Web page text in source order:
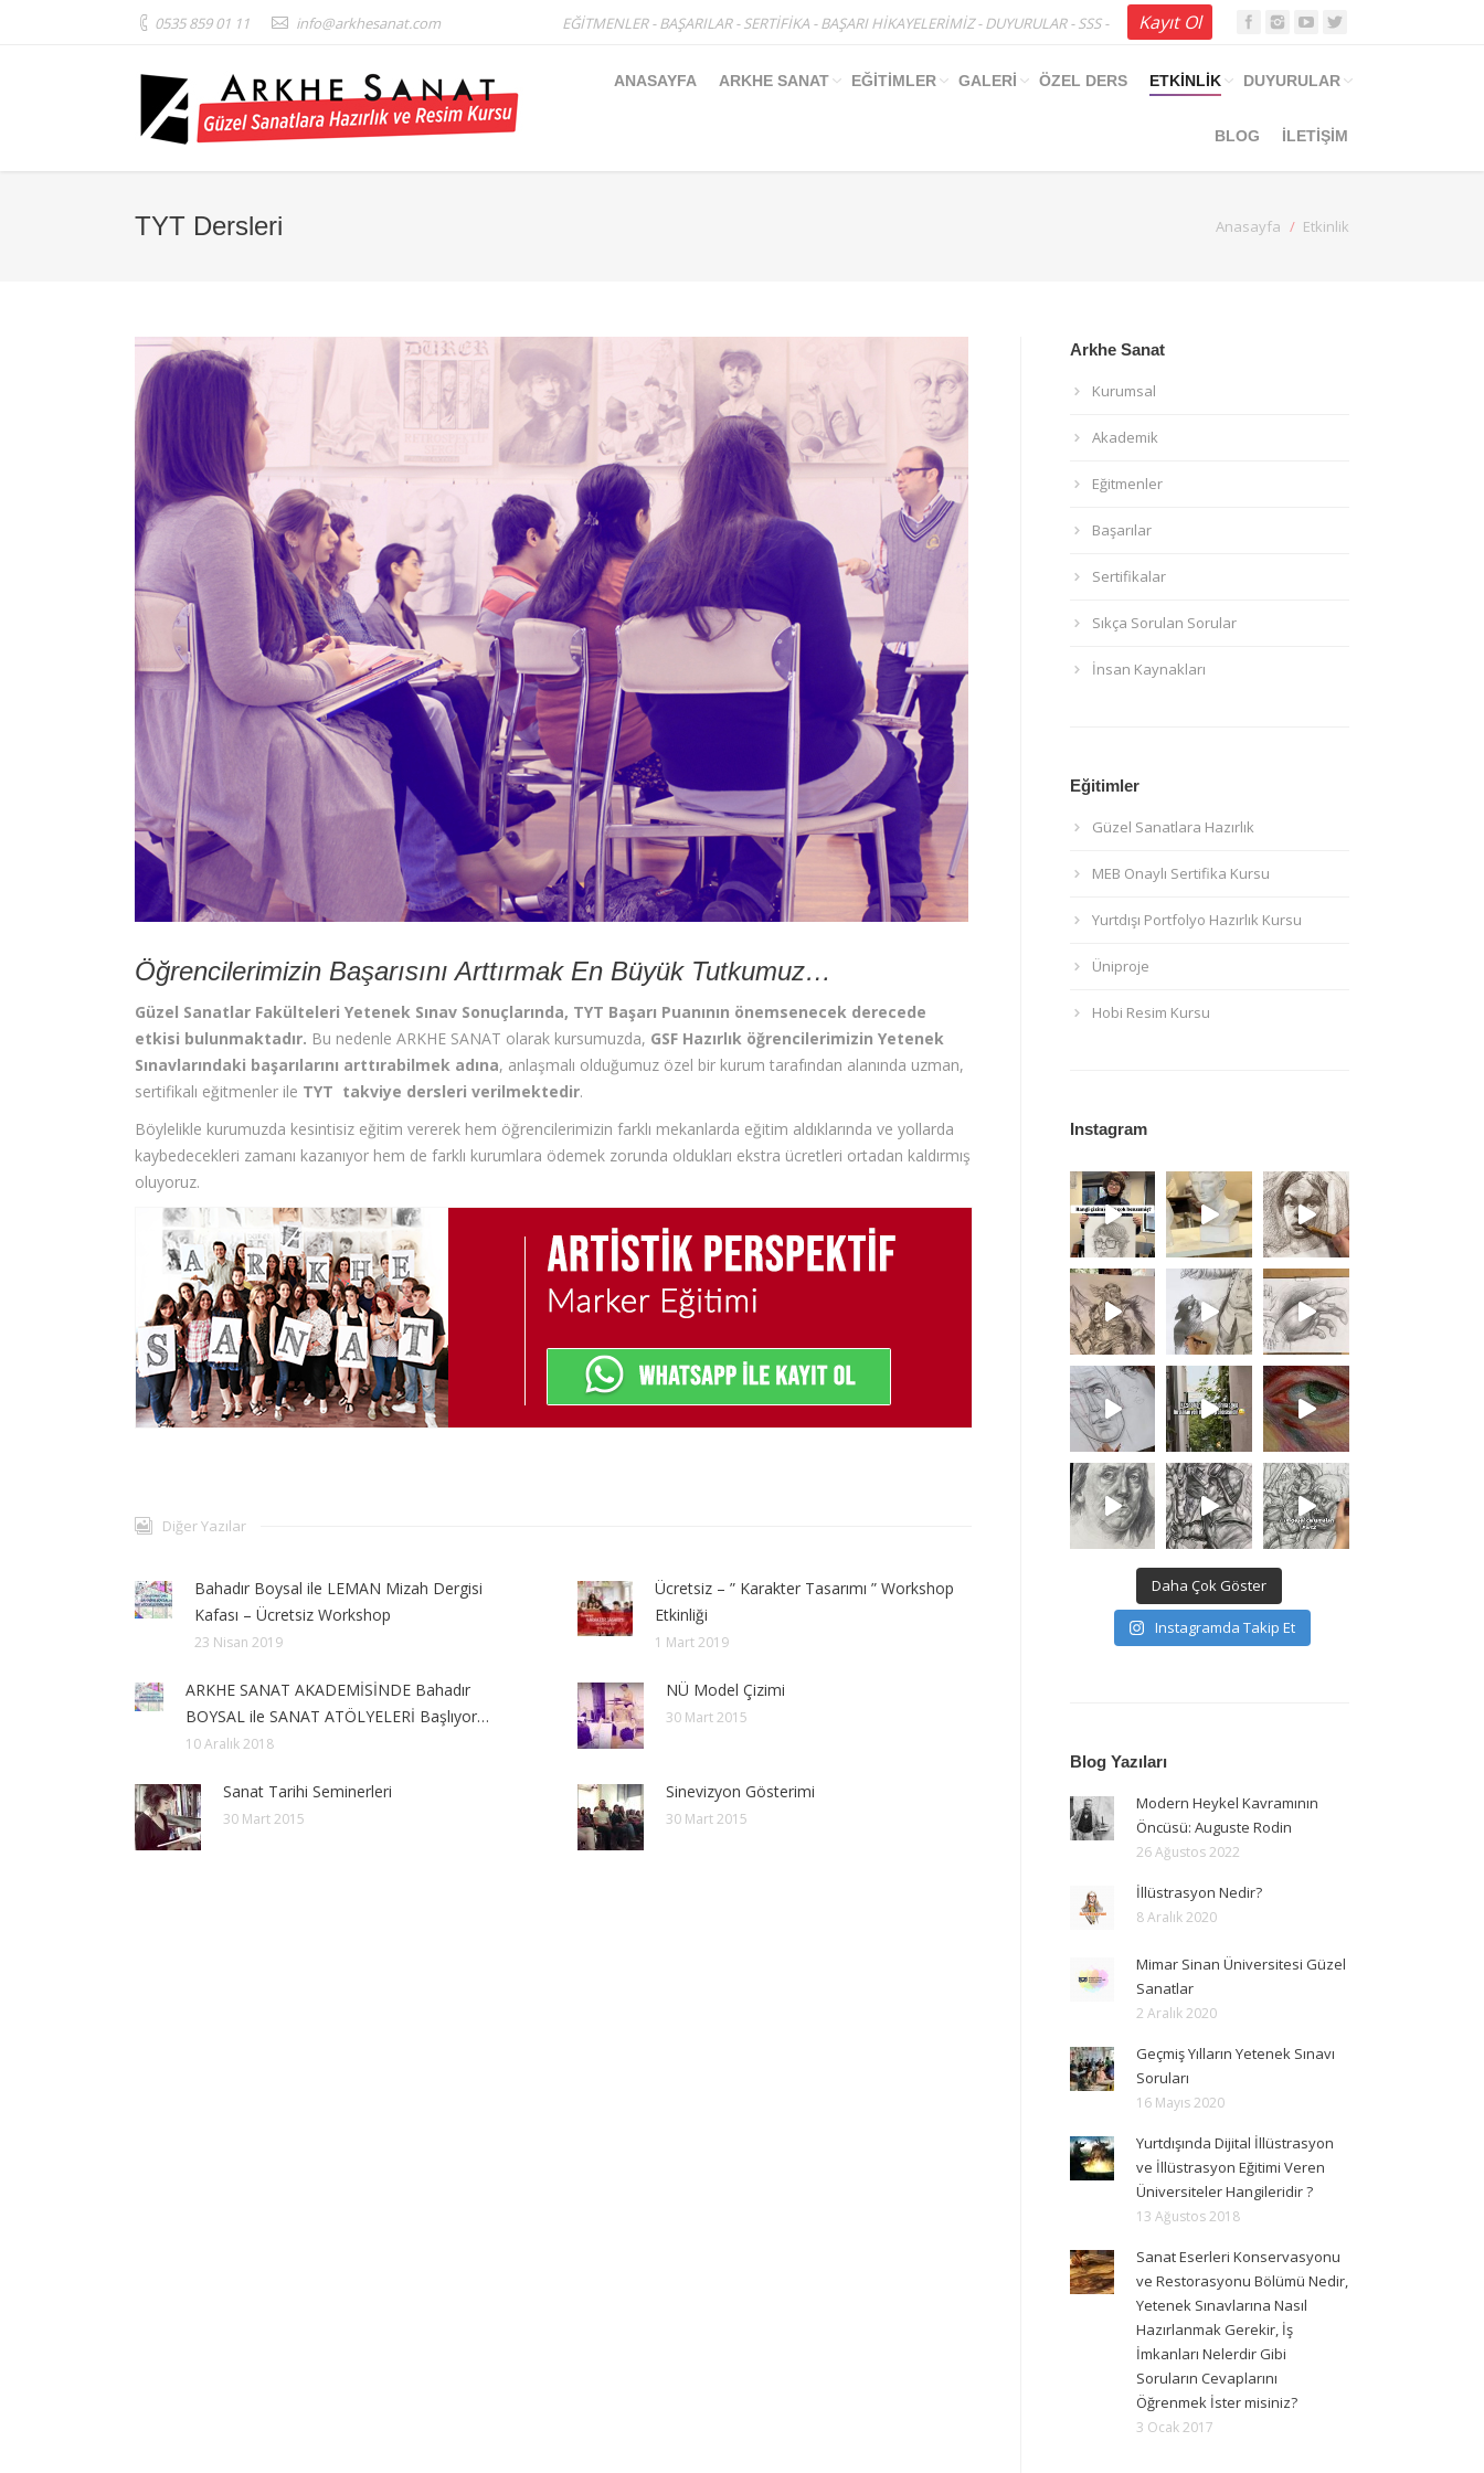
0535 859 01 11 info@arkhesanat.com EĞİTMENLER-BAŞARILAR- SERTİFİKA -BAŞARI HİKAYELERİMİZ-DUYURULAR- SSS- Kayıt Ol
ANASAYFA ARKHE SANAT EĞİTİMLER GALERİ ÖZEL DERS ETKİNLİK DUYURULAR
BLOG İLETİŞİM
TYT Dersleri Anasayfa Etkinlik
Öğrencilerimizin Başarısını Arttırmak En Büyük Tutkumuz…
Güzel Sanatlar Fakülteleri Yetenek Sınav Sonuçlarında, TYT Başarı Puanının önemsenecek derecede
etkisi bulunmaktadır. Bu nedenle ARKHE SANAT olarak kursumuzda, GSF Hazırlık öğrencilerimizin Yetenek
Sınavlarındaki başarılarını arttırabilmek adına, anlaşmalı olduğumuz özel bir kurum tarafından alanında uzman,
sertifikalı eğitmenler ile TYT takviye dersleri verilmektedir.
Böylelikle kurumuzda kesintisiz eğitim vererek hem öğrencilerimizin farklı mekanlarda eğitim aldıklarında ve yollarda
kaybedecekleri zamanı kazanıyor hem de farklı kurumlara ödemek zorunda oldukları ekstra ücretleri ortadan kaldırmış
oluyoruz.
Diğer Yazılar
Bahadır Boysal ile LEMAN Mizah Dergisi
Kafası – Ücretsiz Workshop
23 Nisan 2019
Ücretsiz – ” Karakter Tasarımı ” Workshop
Etkinliği
1 Mart 2019
ARKHE SANAT AKADEMİSİNDE Bahadır
BOYSAL ile SANAT ATÖLYELERİ Başlıyor…
10 Aralık 2018
NÜ Model Çizimi
30 Mart 2015
Sanat Tarihi Seminerleri
30 Mart 2015
Sinevizyon Gösterimi
30 Mart 2015
Arkhe Sanat
Kurumsal
Akademik
Eğitmenler
Başarılar
Sertifikalar
Sıkça Sorulan Sorular
İnsan Kaynakları
Eğitimler
Güzel Sanatlara Hazırlık
MEB Onaylı Sertifika Kursu
Yurtdışı Portfolyo Hazırlık Kursu
Üniproje
Hobi Resim Kursu
Instagram
Daha Çok Göster
Instagramda Takip Et
Blog Yazıları
Modern Heykel Kavramının
Öncüsü: Auguste Rodin
26 Ağustos 2022
İllüstrasyon Nedir?
8 Aralık 2020
Mimar Sinan Üniversitesi Güzel
Sanatlar
2 Aralık 2020
Geçmiş Yılların Yetenek Sınavı
Soruları
16 Mayıs 2020
Yurtdışında Dijital İllüstrasyon
ve İllüstrasyon Eğitimi Veren
Üniversiteler Hangileridir ?
13 Ağustos 2018
Sanat Eserleri Konservasyonu
ve Restorasyonu Bölümü Nedir,
Yetenek Sınavlarına Nasıl
Hazırlanmak Gerekir, İş
İmkanları Nelerdir Gibi
Soruların Cevaplarını
Öğrenmek İster misiniz?
3 Ocak 2017